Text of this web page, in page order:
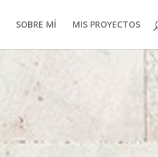
SOBRE MÍ MIS PROYECTOS